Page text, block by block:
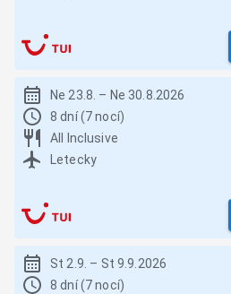
Ne 23.8. – Ne 30.8.2026
8 dní (7 nocí)
All Inclusive
Letecky
St 2.9. – St 9.9.2026
8 dní (7 nocí)